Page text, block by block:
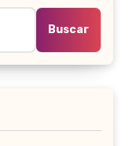
Buscar